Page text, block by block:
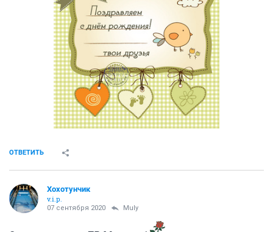
ОТВЕТИТЬ
Хохотунчик
v.i.p.
07 сентября 2020 Muly